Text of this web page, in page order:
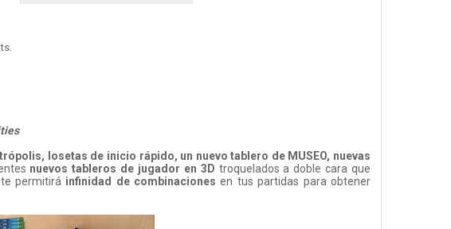
losetas de inicio rápido, un nuevo tablero de MUSEO, nuevas
nuevos tableros de jugador en 3D troquelados a doble cara que
permitirá infinidad de combinaciones en tus partidas para obtener